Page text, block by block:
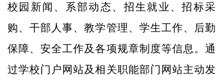
校园新闻、系部动态、招生就业、招标采
购、干部人事、教学管理、学生工作、后勤
保障、安全工作及各项规章制度等信息。通
过学校门户网站及相关职能部门网站主动发